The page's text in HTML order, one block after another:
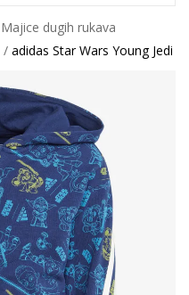
Majice dugih rukava
adidas Star Wars Young Jedi